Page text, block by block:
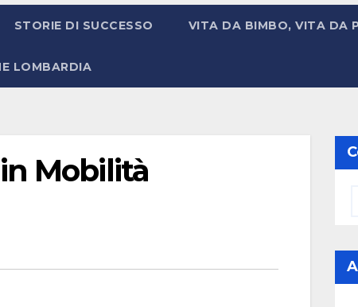
STORIE DI SUCCESSO VITA DA BIMBO, VITA DA
LOMBARDIA
Mobilità